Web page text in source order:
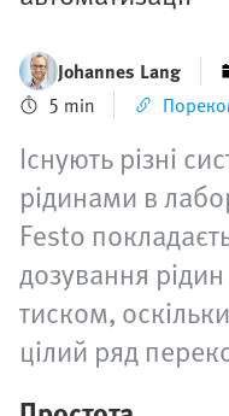
Johannes Lang
5 min
Існують різні
рідинами в
Festo
дозування
тиском,
цілий ряд